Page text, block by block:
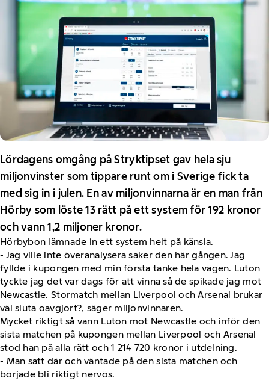
Lördagens omgång på Stryktipset gav hela sju
miljonvinster som tippare runt om i Sverige fick ta
med sig in i julen. En av miljonvinnarna är en man från
Hörby som löste 13 rätt på ett system för 192 kronor
och vann 1,2 miljoner kronor.
Hörbybon lämnade in ett system helt på känsla.
- Jag ville inte överanalysera saker den här gången. Jag
fyllde i kupongen med min första tanke hela vägen. Luton
tyckte jag det var dags för att vinna så de spikade jag mot
Newcastle. Stormatch mellan Liverpool och Arsenal brukar
väl sluta oavgjort?, säger miljonvinnaren.
Mycket riktigt så vann Luton mot Newcastle och inför den
sista matchen på kupongen mellan Liverpool och Arsenal
stod han på alla rätt och 1 214 720 kronor i utdelning.
- Man satt där och väntade på den sista matchen och
började bli riktigt nervös.